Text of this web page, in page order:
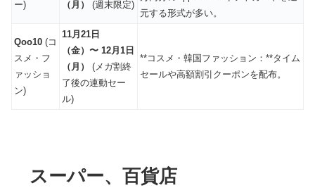
ー)
（月）
(週末限定)
元する形式が多い。
Qoo10 (コ
スメ・フ
ァッショ
ン)
11月21日
（金）〜 12月1日
（月）
(メガ割終
了後の連動セー
ル)
**コスメ・韓国ファッション：**タイム
セールや高額割引クーポンを配布。
スーパー、百貨店